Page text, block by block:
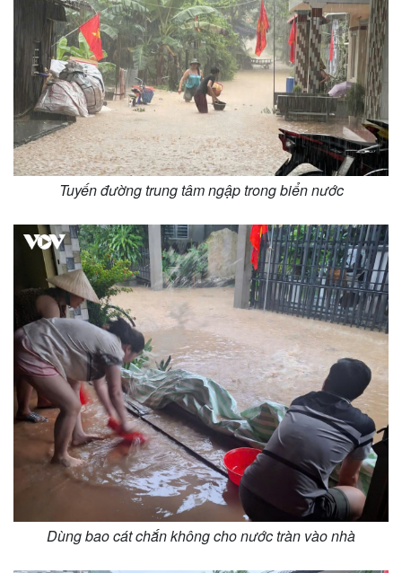
Tuyến đường trung tâm ngập trong biển nước
Dùng bao cát chắn không cho nước tràn vào nhà